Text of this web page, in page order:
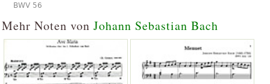
BWV 56
Mehr Noten von Johann Sebastian Bach